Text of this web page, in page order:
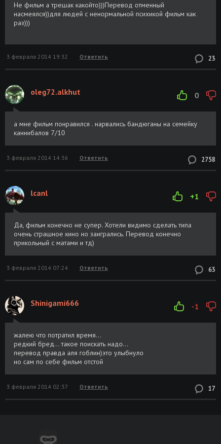
Не фильм а трешак какойто)))Перевод отменный
насмеялся))для людей с ненормальной психикой фильм как
раз)))
23
3 февраля 2014 19:32 Ответить
0
oleg72.alkhut
а мне фильм понравился . нарвались бандюганы на семейку
каннибалов 7/10
2758
3 февраля 2014 14:36 Ответить
+1
lcanl
Да, фильм конечно не супер. Хотели видимо сделать типа
очень страшное кино но заигрались. Перевод конечно
прикольный с матами и тд)
63
3 февраля 2014 07:24 Ответить
-1
Shinigami666
жалею что потратил время...
редкий бред... такое поискать надо...
перевод правда аля гоблин)это улыбнуло
но сам по себе фильм отстой
17
3 февраля 2014 02:37 Ответить